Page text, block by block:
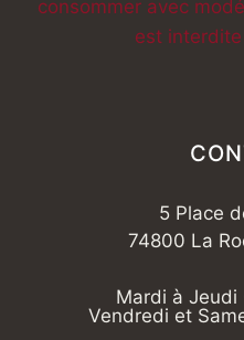
consommer avec
est
5 Place
74800 La
Mardi à
Vendredi et